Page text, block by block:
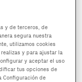
y de terceros, de
segura nuestra
utilizamos cookies
y para ajustar la
y aceptar el uso
tus opciones de
Configuración de